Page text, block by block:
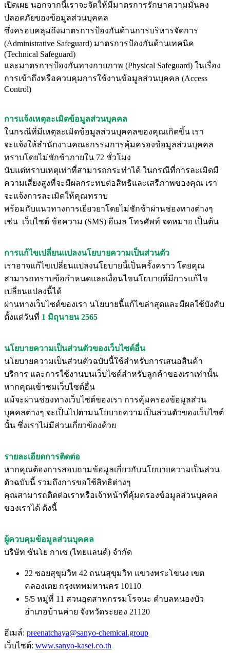
เปิดเผย นอกจากนี้เราจะจัดให้มีมาตรการรักษาความมั่นคง
ปลอดภัยของข้อมูลส่วนบุคคล
ซึ่งครอบคลุมถึงมาตรการป้องกันด้านการบริหารจัดการ
(Administrative Safeguard) มาตรการป้องกันด้านเทคนิค
(Technical Safeguard)
และมาตรการป้องกันทางกายภาพ (Physical Safeguard) ในเรื่อง
การเข้าถึงหรือควบคุมการใช้งานข้อมูลส่วนบุคคล (Access
Control)
การแจ้งเหตุละเมิดข้อมูลส่วนบุคคล
ในกรณีที่มีเหตุละเมิดข้อมูลส่วนบุคคลของคุณเกิดขึ้น เรา
จะแจ้งให้สำนักงานคณะกรรมการคุ้มครองข้อมูลส่วนบุคคล
ทราบโดยไม่ชักช้าภายใน 72 ชั่วโมง
นับแต่ทราบเหตุเท่าที่สามารถกระทำได้ ในกรณีที่การละเมิดมี
ความเสี่ยงสูงที่จะมีผลกระทบต่อสิทธิและเสรีภาพของคุณ เรา
จะแจ้งการละเมิดให้คุณทราบ
พร้อมกับแนวทางการเยียวยาโดยไม่ชักช้าผ่านช่องทางต่างๆ
เช่น เว็บไซต์ ข้อความ (SMS) อีเมล โทรศัพท์ จดหมาย เป็นต้น
การแก้ไขเปลี่ยนแปลงนโยบายความเป็นส่วนตัว
เราอาจแก้ไขเปลี่ยนแปลงนโยบายนี้เป็นครั้งคราว โดยคุณ
สามารถทราบข้อกำหนดและเงื่อนไขนโยบายที่มีการแก้ไข
เปลี่ยนแปลงนี้ได้
ผ่านทางเว็บไซต์ของเรา นโยบายนี้แก้ไขล่าสุดและมีผลใช้บังคับ
ตั้งแต่วันที่ 1 มิถุนายน 2565
นโยบายความเป็นส่วนตัวของเว็บไซต์อื่น
นโยบายความเป็นส่วนตัวฉบับนี้ใช้สำหรับการเสนอสินค้า
บริการ และการใช้งานบนเว็บไซต์สำหรับลูกค้าของเราเท่านั้น
หากคุณเข้าชมเว็บไซต์อื่น
แม้จะผ่านช่องทางเว็บไซต์ของเรา การคุ้มครองข้อมูลส่วน
บุคคลต่างๆ จะเป็นไปตามนโยบายความเป็นส่วนตัวของเว็บไซต์
นั้น ซึ่งเราไม่มีส่วนเกี่ยวข้องด้วย
รายละเอียดการติดต่อ
หากคุณต้องการสอบถามข้อมูลเกี่ยวกับนโยบายความเป็นส่วน
ตัวฉบับนี้ รวมถึงการขอใช้สิทธิต่างๆ
คุณสามารถติดต่อเราหรือเจ้าหน้าที่คุ้มครองข้อมูลส่วนบุคคล
ของเราได้ ดังนี้
ผู้ควบคุมข้อมูลส่วนบุคคล
บริษัท ซันโย กาเซ (ไทยแลนด์) จำกัด
22 ซอยสุขุมวิท 42 ถนนสุขุมวิท แขวงพระโขนง เขต
คลองเตย กรุงเทพมหานคร 10110
5/5 หมู่ที่ 11 สวนอุตสาหกรรมโรจนะ ตำบลหนองบัว
อำเภอบ้านค่าย จังหวัดระยอง 21120
อีเมล์: preenatchaya@sanyo-chemical.group
เว็บไซต์: www.sanyo-kasei.co.th